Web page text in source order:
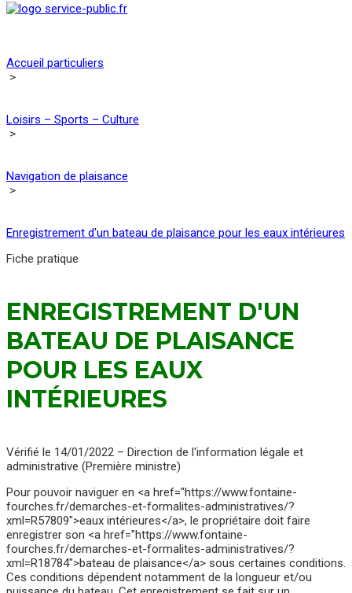
Accueil particuliers
>
Loisirs – Sports – Culture
>
Navigation de plaisance
>
Enregistrement d'un bateau de plaisance pour les eaux intérieures
Fiche pratique
ENREGISTREMENT D'UN
BATEAU DE PLAISANCE
POUR LES EAUX
INTÉRIEURES
Vérifié le 14/01/2022 – Direction de l'information légale et
administrative (Première ministre)
Pour pouvoir naviguer en <a href="https://www.fontaine-
fourches.fr/demarches-et-formalites-administratives/?
xml=R57809">eaux intérieures</a>, le propriétaire doit faire
enregistrer son <a href="https://www.fontaine-
fourches.fr/demarches-et-formalites-administratives/?
xml=R18784">bateau de plaisance</a> sous certaines conditions.
Ces conditions dépendent notamment de la longueur et/ou